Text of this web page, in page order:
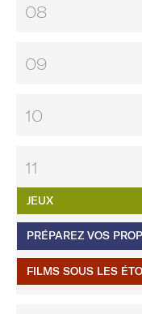
08
09
10
11
JEUX
PRÉPAREZ VOS
FILMS SOUS LES